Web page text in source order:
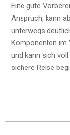
Eine gute
Anspruch, kann
unterwegs
Komponenten im
und kann sich
sichere Reise